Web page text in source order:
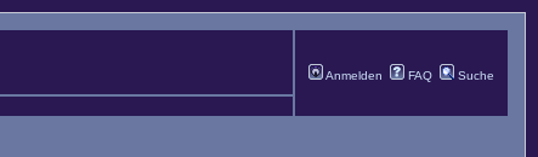
Anmelden FAQ Suche